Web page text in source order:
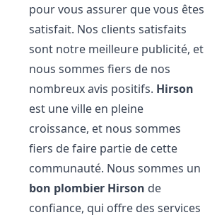
pour vous assurer que vous êtes
satisfait. Nos clients satisfaits
sont notre meilleure publicité, et
nous sommes fiers de nos
nombreux avis positifs. Hirson
est une ville en pleine
croissance, et nous sommes
fiers de faire partie de cette
communauté. Nous sommes un
bon plombier Hirson de
confiance, qui offre des services